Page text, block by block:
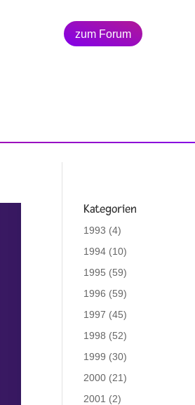
zum Forum
Kategorien
1993 (4)
1994 (10)
1995 (59)
1996 (59)
1997 (45)
1998 (52)
1999 (30)
2000 (21)
2001 (2)